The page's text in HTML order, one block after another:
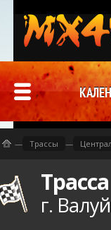
г.
— Трассы —